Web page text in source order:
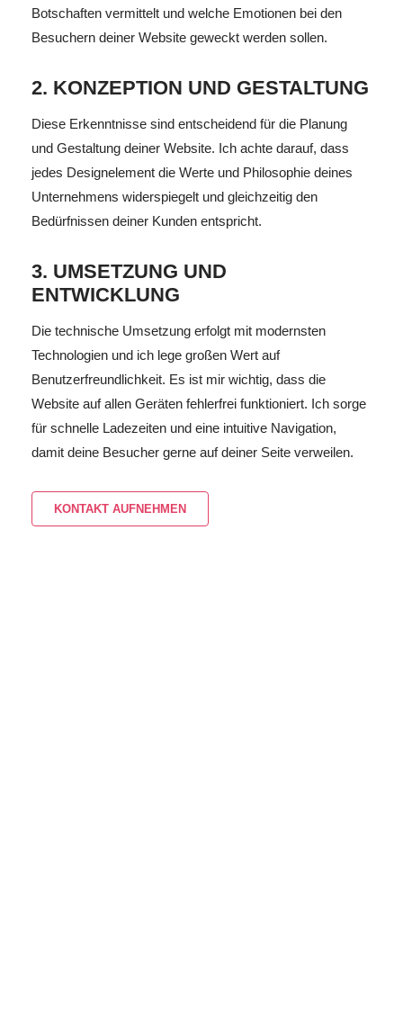
Botschaften vermittelt und welche Emotionen bei den
Besuchern deiner Website geweckt werden sollen.
2. KONZEPTION UND GESTALTUNG
Diese Erkenntnisse sind entscheidend für die Planung
und Gestaltung deiner Website. Ich achte darauf, dass
jedes Designelement die Werte und Philosophie deines
Unternehmens widerspiegelt und gleichzeitig den
Bedürfnissen deiner Kunden entspricht.
3. UMSETZUNG UND
ENTWICKLUNG
Die technische Umsetzung erfolgt mit modernsten
Technologien und ich lege großen Wert auf
Benutzerfreundlichkeit. Es ist mir wichtig, dass die
Website auf allen Geräten fehlerfrei funktioniert. Ich sorge
für schnelle Ladezeiten und eine intuitive Navigation,
damit deine Besucher gerne auf deiner Seite verweilen.
KONTAKT AUFNEHMEN